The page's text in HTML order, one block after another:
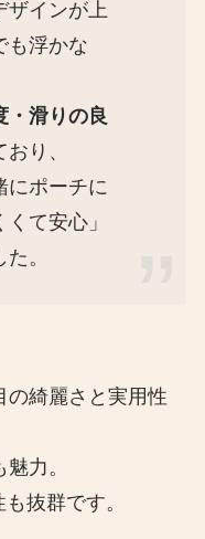
ザインが上
も浮かな
・滑りの良
り、
にポーチに
て安心」
。
の綺麗さと実用性
力。
抜群です。